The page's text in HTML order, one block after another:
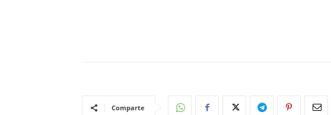
Comparte